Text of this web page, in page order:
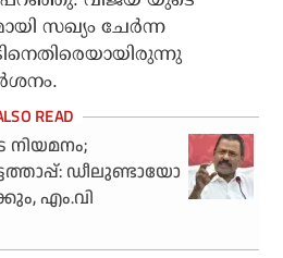
സഖ്യം ചേര്‍ന്ന
ഡീലുണ്ടായോ
എം.വി